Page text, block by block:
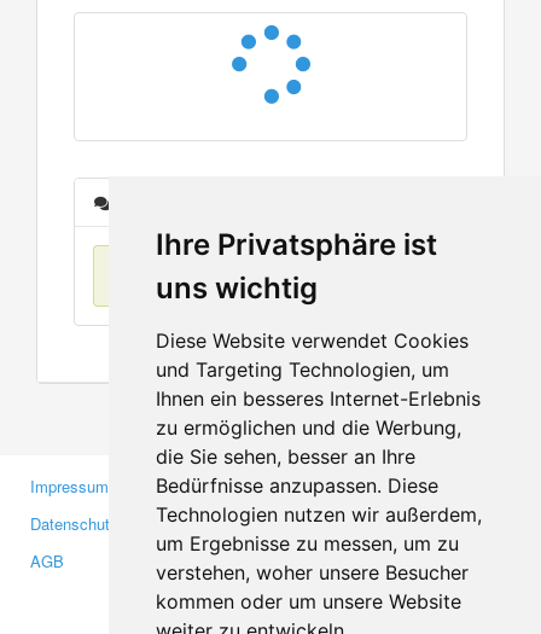
Ihre Privatsphäre ist
uns wichtig
Diese Website verwendet Cookies
und Targeting Technologien, um
Ihnen ein besseres Internet-Erlebnis
zu ermöglichen und die Werbung,
die Sie sehen, besser an Ihre
Bedürfnisse anzupassen. Diese
Technologien nutzen wir außerdem,
um Ergebnisse zu messen, um zu
verstehen, woher unsere Besucher
kommen oder um unsere Website
Keine Einträge
Impressum
Datenschutzerklärung
AGB
Gewerbetreibende
Investoren
Medien